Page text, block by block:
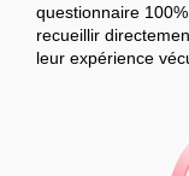
questionnaire
recueillir
leur expérience